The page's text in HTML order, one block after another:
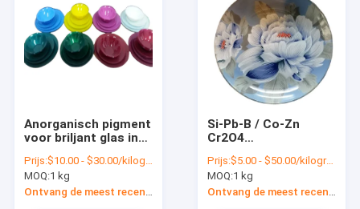
Anorganisch pigment
voor briljant glas in
architecturale
toepassingen
Prijs:$10.00 - $30.00/kilograms
MOQ:1 kg
Si-Pb-B / Co-Zn
Cr2O4
glasversieringsoplossing
Prijs:$5.00 - $50.00/kilograms
MOQ:1 kg